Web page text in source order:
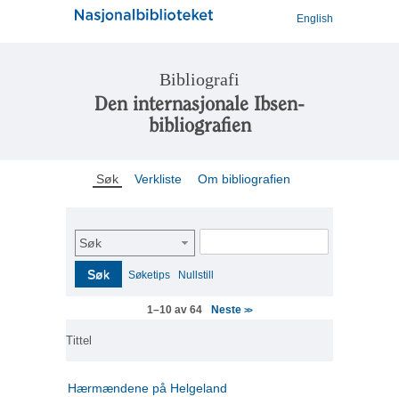
English
Bibliografi
Den internasjonale Ibsen-
bibliografien
Søk Verkliste Om bibliografien
Søk
Søk Søketips Nullstill
1–10 av 64 Neste>>
Tittel
Hærmændene på Helgeland